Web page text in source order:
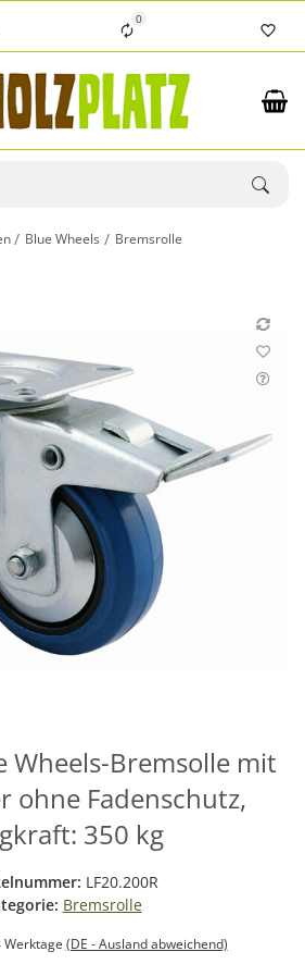
0
Blue Wheels Bremsrolle
Wheels-Bremsolle mit
ohne Fadenschutz,
350 kg
LF20.200R
Bremsrolle
Werktage (DE - Ausland abweichend)